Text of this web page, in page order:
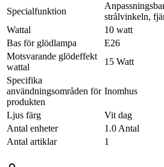
Specialfunktion
strålvinkeln,
Wattal
10 watt
Bas för glödlampa
E26
Motsvarande glödeffekt
wattal
15 Watt
Specifika
användningsområden för
produkten
Inomhus
Ljus färg
Vit dag
Antal enheter
1.0 Antal
Antal artiklar
1